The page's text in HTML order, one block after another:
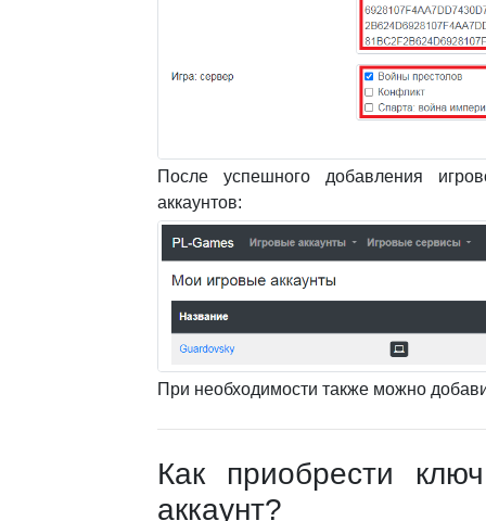
После успешного добавления
аккаунтов:
При необходимости также можно
Как приобрести
аккаунт?